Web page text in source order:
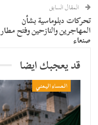
المقال السابق
تحركات دبلوماسية بشأن
المهاجرين والنازحين وفتح مطار
صنعاء
قد يعجبك ايضا
المساء اليمني